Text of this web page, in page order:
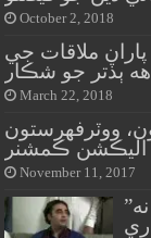
October 2, 2018
ملاقات جي
ٻڏتر جو شڪار
March 22, 2018
ووٽرفهرستون
اليڪشن ڪمشنر
November 11, 2017
”سليڪٽڊ وزيراعظم جو پاڪستان نه